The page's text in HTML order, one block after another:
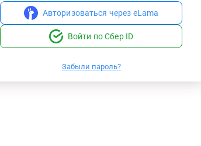
Авторизоваться через eLama
Войти по Сбер ID
Забыли пароль?